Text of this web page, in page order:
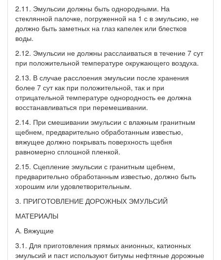
2.11. Эмульсии должны быть однородными. На
стеклянной палочке, погруженной на 1 с в эмульсию, не
должно быть заметных на глаз капелек или блестков
воды.
2.12. Эмульсии не должны расслаиваться в течение 7 сут
при положительной температуре окружающего воздуха.
2.13. В случае расслоения эмульсии после хранения
более 7 сут как при положительной, так и при
отрицательной температуре однородность ее должна
восстанавливаться при перемешивании.
2.14. При смешивании эмульсии с влажным гранитным
щебнем, предварительно обработанным известью,
вяжущее должно покрывать поверхность щебня
равномерно сплошной пленкой.
2.15. Сцепление эмульсии с гранитным щебнем,
предварительно обработанным известью, должно быть
хорошим или удовлетворительным.
3. ПРИГОТОВЛЕНИЕ ДОРОЖНЫХ ЭМУЛЬСИЙ
МАТЕРИАЛЫ
А. Вяжущие
3.1. Для приготовления прямых анионных, катионных
эмульсий и паст используют битумы нефтяные дорожные